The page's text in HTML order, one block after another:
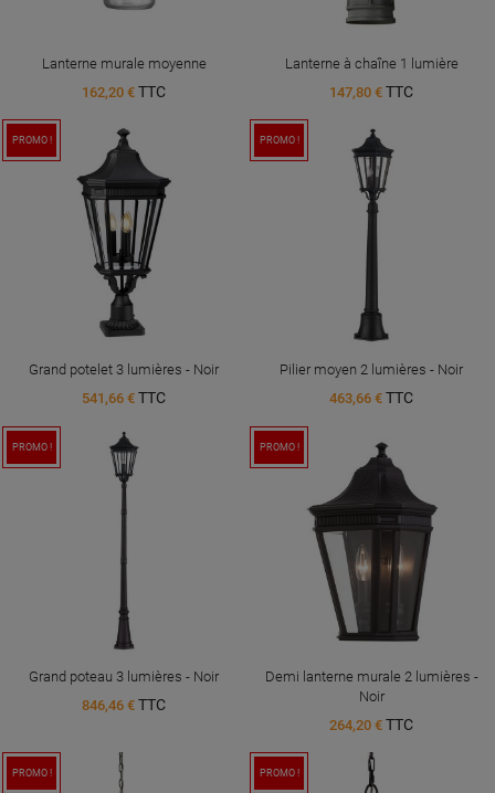
Lanterne murale moyenne
162,20 € TTC
Lanterne à chaîne 1 lumière
147,80 € TTC
PROMO !
Grand potelet 3 lumières - Noir
541,66 € TTC
PROMO !
Pilier moyen 2 lumières - Noir
463,66 € TTC
PROMO !
Grand poteau 3 lumières - Noir
846,46 € TTC
PROMO !
Demi lanterne murale 2 lumières -
Noir
264,20 € TTC
PROMO ! PROMO !